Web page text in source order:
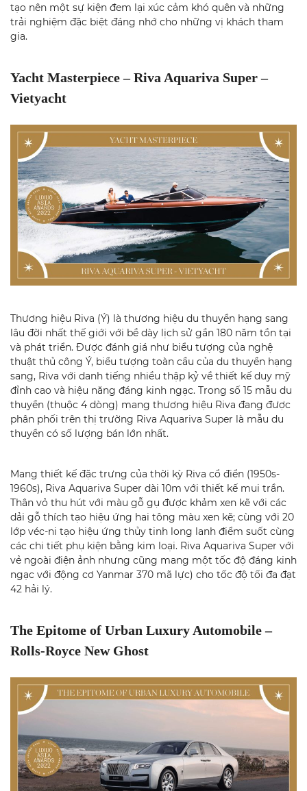
tạo nên một sự kiện đem lại xúc cảm khó quên và những
trải nghiệm đặc biệt đáng nhớ cho những vị khách tham
gia.
Yacht Masterpiece – Riva Aquariva Super –
Vietyacht
Thương hiệu Riva (Ý) là thương hiệu du thuyền hạng sang
lâu đời nhất thế giới với bề dày lịch sử gần 180 năm tồn tại
và phát triển. Được đánh giá như biểu tượng của nghệ
thuật thủ công Ý, biểu tượng toàn cầu của du thuyền hạng
sang, Riva với danh tiếng nhiều thập kỷ về thiết kế duy mỹ
đỉnh cao và hiệu năng đáng kinh ngạc. Trong số 15 mẫu du
thuyền (thuộc 4 dòng) mang thương hiệu Riva đang được
phân phối trên thị trường Riva Aquariva Super là mẫu du
thuyền có số lượng bán lớn nhất.
Mang thiết kế đặc trưng của thời kỳ Riva cổ điển (1950s-
1960s), Riva Aquariva Super dài 10m với thiết kế mui trần.
Thân vỏ thu hút với màu gỗ gụ được khảm xen kẽ với các
dải gỗ thích tạo hiệu ứng hai tông màu xen kẽ; cùng với 20
lớp véc-ni tạo hiệu ứng thủy tinh long lanh điểm suốt cùng
các chi tiết phụ kiện bằng kim loại. Riva Aquariva Super với
vẻ ngoài điện ảnh nhưng cũng mang một tốc độ đáng kinh
ngạc với động cơ Yanmar 370 mã lực) cho tốc độ tối đa đạt
42 hải lý.
The Epitome of Urban Luxury Automobile –
Rolls-Royce New Ghost